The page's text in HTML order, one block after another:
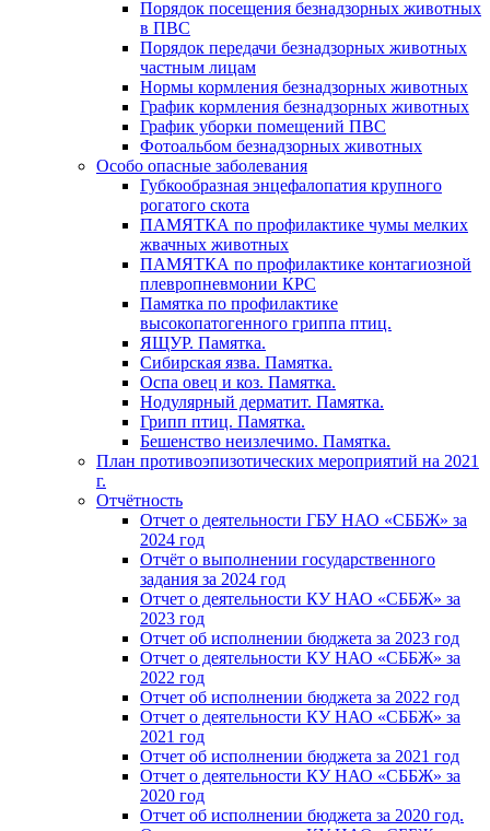
Порядок посещения безнадзорных животных
в ПВС
Порядок передачи безнадзорных животных
частным лицам
Нормы кормления безнадзорных животных
График кормления безнадзорных животных
График уборки помещений ПВС
Фотоальбом безнадзорных животных
Особо опасные заболевания
Губкообразная энцефалопатия крупного
рогатого скота
ПАМЯТКА по профилактике чумы мелких
жвачных животных
ПАМЯТКА по профилактике контагиозной
плевропневмонии КРС
Памятка по профилактике
высокопатогенного гриппа птиц.
ЯЩУР. Памятка.
Сибирская язва. Памятка.
Оспа овец и коз. Памятка.
Нодулярный дерматит. Памятка.
Грипп птиц. Памятка.
Бешенство неизлечимо. Памятка.
План противоэпизотических мероприятий на 2021
г.
Отчётность
Отчет о деятельности ГБУ НАО «СББЖ» за
2024 год
Отчёт о выполнении государственного
задания за 2024 год
Отчет о деятельности КУ НАО «СББЖ» за
2023 год
Отчет об исполнении бюджета за 2023 год
Отчет о деятельности КУ НАО «СББЖ» за
2022 год
Отчет об исполнении бюджета за 2022 год
Отчет о деятельности КУ НАО «СББЖ» за
2021 год
Отчет об исполнении бюджета за 2021 год
Отчет о деятельности КУ НАО «СББЖ» за
2020 год
Отчет об исполнении бюджета за 2020 год.